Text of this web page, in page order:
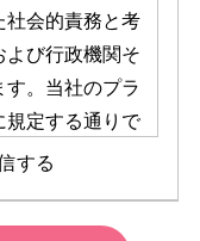
社会的責務と考
よび行政機関そ
。当社のプラ
規定する通りで
時修正または削
の収集につい
する